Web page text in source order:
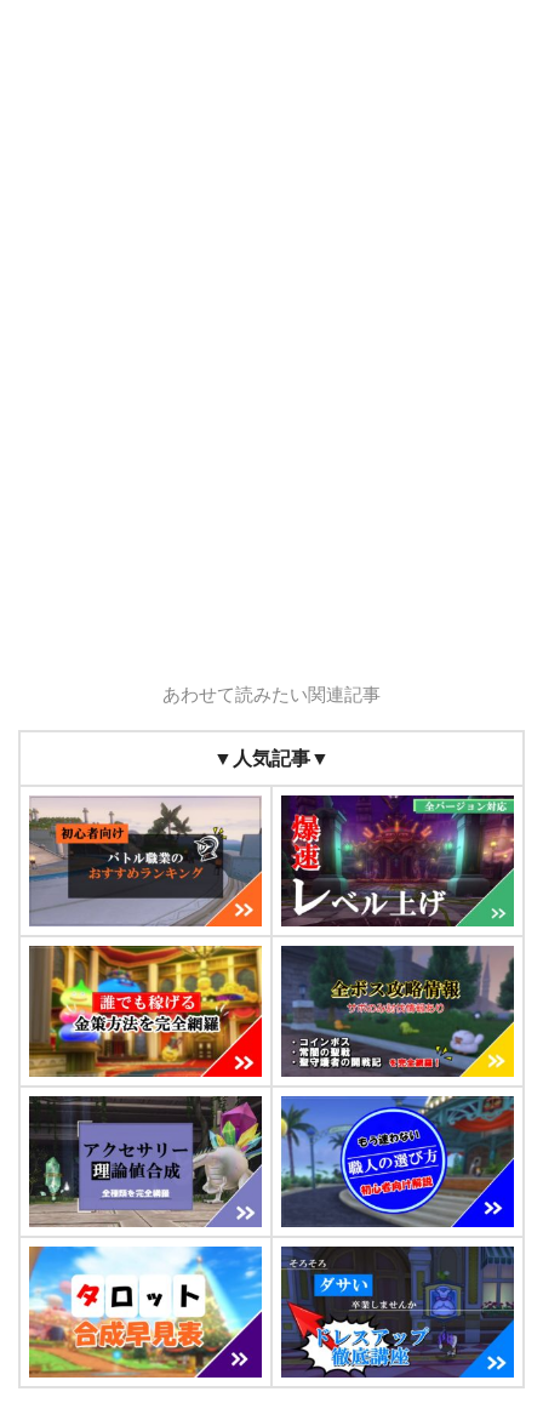
あわせて読みたい関連記事
▼人気記事▼